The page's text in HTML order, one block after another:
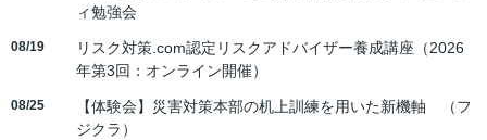
ィ勉強会
08/19
リスク対策.com認定リスクアドバイザー養成講座（2026
年第3回：オンライン開催）
08/25
【体験会】災害対策本部の机上訓練を用いた新機軸 （フ
ジクラ）